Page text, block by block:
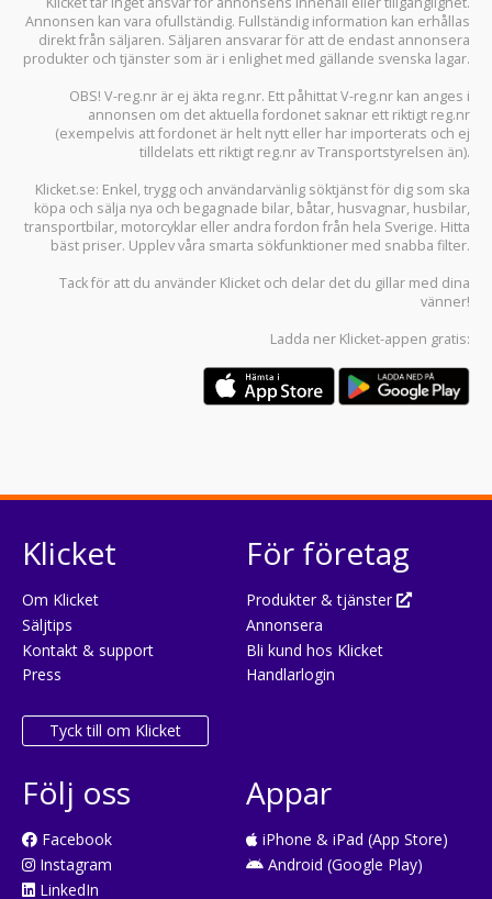
Annonsen kan vara ofullständig. Fullständig information kan erhållas
direkt från säljaren. Säljaren ansvarar för att de endast annonsera
produkter och tjänster som är i enlighet med gällande svenska lagar.
OBS! V-reg.nr är ej äkta reg.nr. Ett påhittat V-reg.nr kan anges i
annonsen om det aktuella fordonet saknar ett riktigt reg.nr
(exempelvis att fordonet är helt nytt eller har importerats och ej
tilldelats ett riktigt reg.nr av Transportstyrelsen än).
Klicket.se: Enkel, trygg och användarvänlig söktjänst för dig som ska
köpa och sälja nya och begagnade bilar, båtar, husvagnar, husbilar,
transportbilar, motorcyklar eller andra fordon från hela Sverige. Hitta
bäst priser. Upplev våra smarta sökfunktioner med snabba filter.
Tack för att du använder Klicket och delar det du gillar med dina
vänner!
Ladda ner Klicket-appen gratis:
Klicket
Om Klicket
Säljtips
Kontakt & support
Press
Tyck till om Klicket
För företag
Produkter & tjänster
Annonsera
Bli kund hos Klicket
Handlarlogin
Följ oss
Facebook
Instagram
LinkedIn
Appar
iPhone & iPad (App Store)
Android (Google Play)